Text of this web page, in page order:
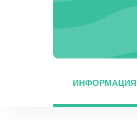
ИНФОРМАЦИЯ